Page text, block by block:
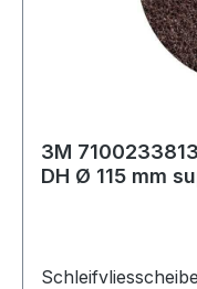
3M
DH Ø 115 mm